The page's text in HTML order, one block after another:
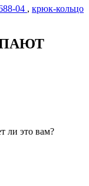
04 , крюк-кольцо
ли это вам?